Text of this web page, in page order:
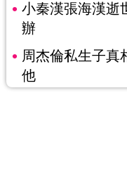
小秦漢張海漢逝
辦
周杰倫私生子真
他